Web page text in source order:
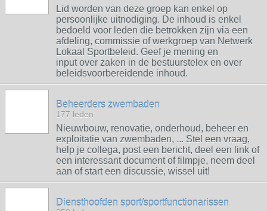
Lid worden van deze groep kan enkel op
persoonlijke uitnodiging. De inhoud is enkel
bedoeld voor leden die betrokken zijn via een
afdeling, commissie of werkgroep van Netwerk
Lokaal Sportbeleid. Geef je mening en
input over zaken in de bestuurstelex en over
beleidsvoorbereidende inhoud.
Beheerders zwembaden
177 leden
Nieuwbouw, renovatie, onderhoud, beheer en
exploitatie van zwembaden, ... Stel een vraag,
help je collega, post een bericht, deel een link of
een interessant document of filmpje, neem deel
aan of start een discussie, wissel uit!
Diensthoofden sport/sportfunctionarissen